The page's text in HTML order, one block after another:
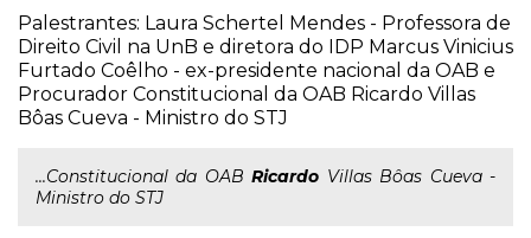
Palestrantes: Laura Schertel Mendes - Professora de
Direito Civil na UnB e diretora do IDP Marcus Vinicius
Furtado Coêlho - ex-presidente nacional da OAB e
Procurador Constitucional da OAB Ricardo Villas
Bôas Cueva - Ministro do STJ
...Constitucional da OABRicardo Villas Bôas Cueva -
Ministro do STJ